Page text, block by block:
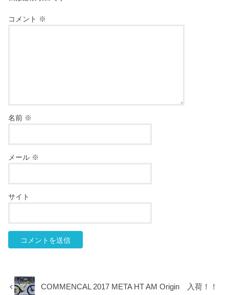
コメント ※
名前 ※
メール ※
サイト
COMMENCAL 2017 META HT AM Origin 入荷！！